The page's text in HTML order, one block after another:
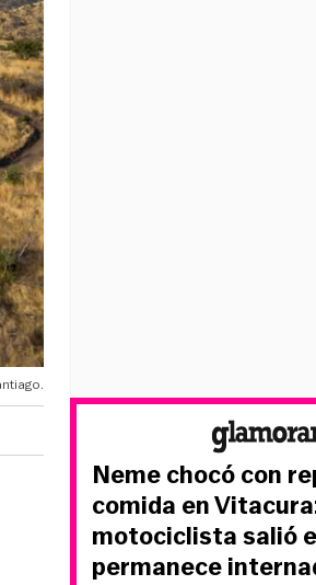
Neme chocó con
comida en
motociclista salió
permanece